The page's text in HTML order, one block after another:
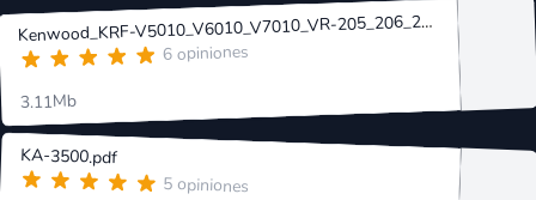
Kenwood_KRF-V5010_V6010_V7010_VR-205_206_207_255_257.pdf
6 opiniones
3.11Mb
KA-3500.pdf
5 opiniones